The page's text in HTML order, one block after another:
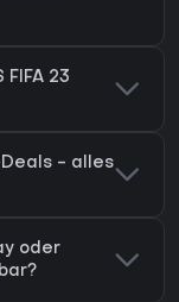
23
Deals - alles
oder